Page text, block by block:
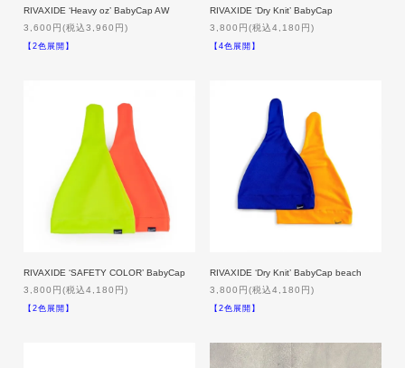
RIVAXIDE ‘Heavy oz’ BabyCap AW
3,600円(税込3,960円)
【2色展開】
RIVAXIDE ‘Dry Knit’ BabyCap
3,800円(税込4,180円)
【4色展開】
RIVAXIDE ‘SAFETY COLOR’ BabyCap
3,800円(税込4,180円)
【2色展開】
RIVAXIDE ‘Dry Knit’ BabyCap beach
3,800円(税込4,180円)
【2色展開】